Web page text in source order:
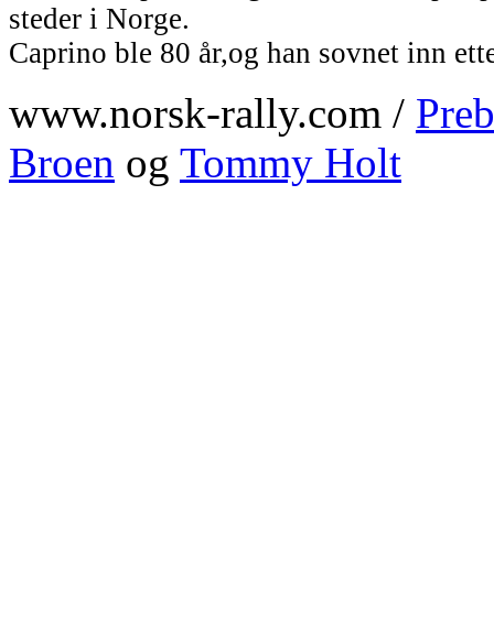
steder i Norge.
Caprino ble 80 år,og han sovnet inn
www.norsk-rally.com /
Broen og Tommy Holt